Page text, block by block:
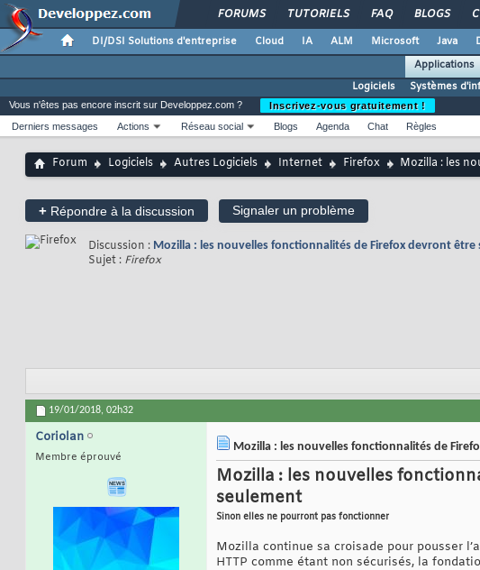
FORUMS TUTORIELS FAQ BLOGS
DI/DSI Solutions d'entreprise Cloud IA ALM Microsoft Java
Applications
Logiciels
Systèmes
Vous n'êtes pas encore inscrit sur Developpez.com ?
Inscrivez-vous gratuitement !
Derniers messages
Actions Réseau social Blogs Agenda Chat Règles
Forum Logiciels Autres Logiciels Internet Firefox Mozilla : les
+ Répondre à la discussion Signaler un problème
Discussion : Mozilla : les nouvelles fonctionnalités de Firefox devront être
Sujet : Firefox
19/01/2018, 02h32
Coriolan
Membre éprouvé
Mozilla : les nouvelles fonctionnalités de
Mozilla : les nouvelles
seulement
Sinon elles ne pourront pas fonctionner
Mozilla continue sa croisade pour pousser
HTTP comme étant non sécurisés, la